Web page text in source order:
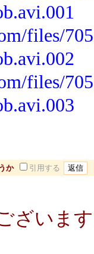
files/
files/
か 引用する
ざいま